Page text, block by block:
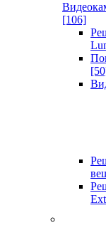
[106]